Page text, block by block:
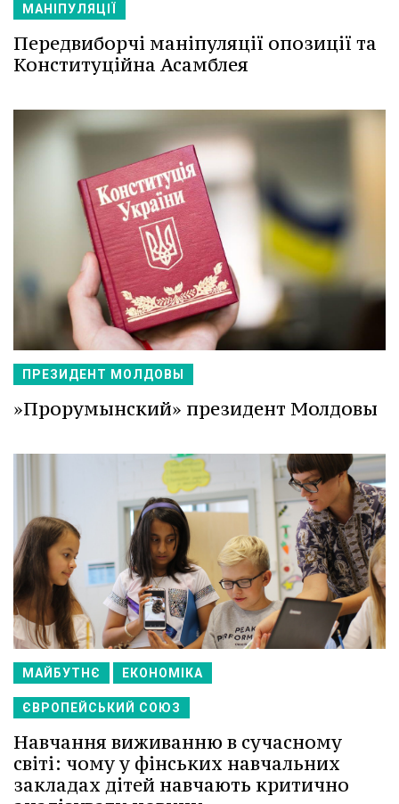
МАНІПУЛЯЦІЇ
Передвиборчі маніпуляції опозиції та
Конституційна Асамблея
ПРЕЗИДЕНТ МОЛДОВЫ
»Прорумынский» президент Молдовы
МАЙБУТНЄ ЕКОНОМІКА
ЄВРОПЕЙСЬКИЙ СОЮЗ
Навчання виживанню в сучасному
світі: чому у фінських навчальних
закладах дітей навчають критично